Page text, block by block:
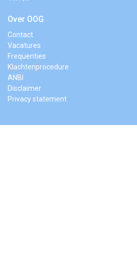
Over OOG
Contact
Vacatures
Frequenties
Klachtenprocedure
ANBI
Disclaimer
Privacy statement